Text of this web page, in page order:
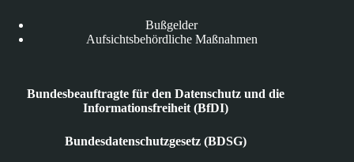
Bußgelder
Aufsichtsbehördliche Maßnahmen
Bundesbeauftragte für den Datenschutz und die
Informationsfreiheit (BfDI)
Bundesdatenschutzgesetz (BDSG)